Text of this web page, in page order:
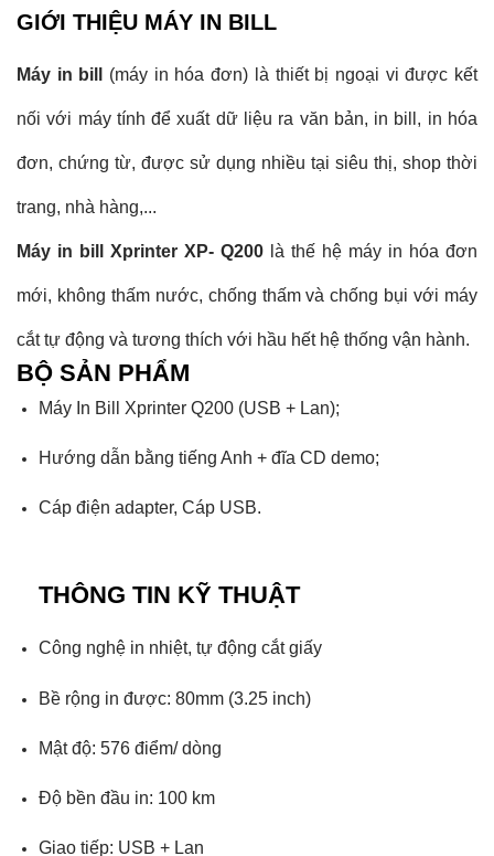
GIỚI THIỆU MÁY IN BILL
Máy in bill (máy in hóa đơn) là thiết bị ngoại vi được kết
nối với máy tính để xuất dữ liệu ra văn bản, in bill, in hóa
đơn, chứng từ, được sử dụng nhiều tại siêu thị, shop thời
trang, nhà hàng,...
Máy in bill Xprinter XP- Q200 là thế hệ máy in hóa đơn
mới, không thấm nước, chống thấm và chống bụi với máy
cắt tự động và tương thích với hầu hết hệ thống vận hành.
BỘ SẢN PHẨM
Máy In Bill Xprinter Q200 (USB + Lan);
Hướng dẫn bằng tiếng Anh + đĩa CD demo;
Cáp điện adapter, Cáp USB.
THÔNG TIN KỸ THUẬT
Công nghệ in nhiệt, tự động cắt giấy
Bề rộng in được: 80mm (3.25 inch)
Mật độ: 576 điểm/ dòng
Độ bền đầu in: 100 km
Giao tiếp: USB + Lan